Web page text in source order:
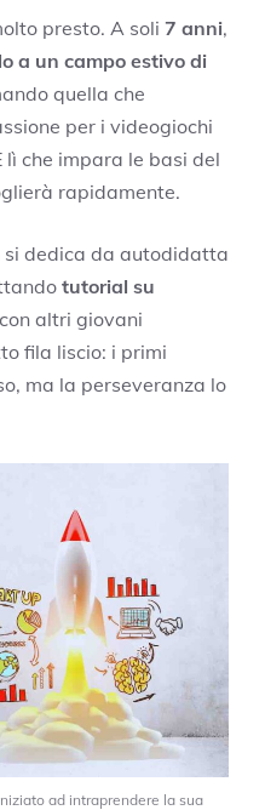
presto. A soli 7 anni,
a un campo estivo di
quella che
per i videogiochi
che impara le basi del
rapidamente.
si dedica da autodidatta
tutorial su
altri giovani
fila liscio: i primi
ma la perseveranza lo
ad intraprendere la sua